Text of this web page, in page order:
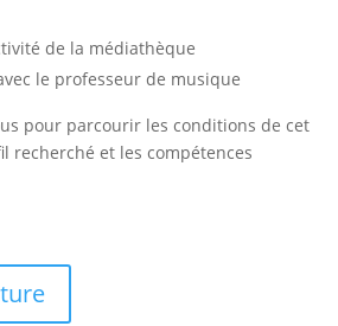
de la médiathèque
le professeur de musique
pour parcourir les conditions de cet
recherché et les compétences